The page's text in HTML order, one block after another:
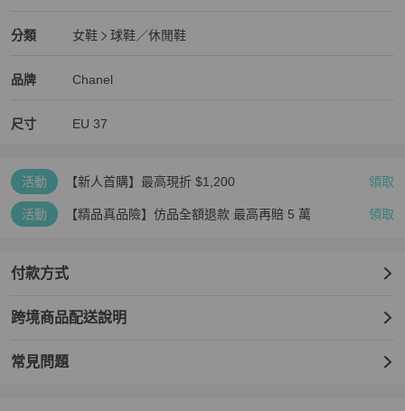
分類
Chanel 女鞋分類資訊
女鞋
球鞋／休閒鞋
品牌
Chanel 精品女鞋品牌介紹
Chanel
Chanel 推薦清單
尺寸 EU 37
活動 【新人首購】最高現折 $1,200 領取
活動 【精品真品險】仿品全額退款 最高再賠 5 萬 領取
付款方式
跨境商品配送說明
常見問題